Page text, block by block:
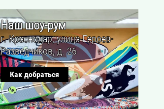
Наш шоу-рум
г. Краснодар, улица Героев-
Разведчиков, д. 26
Как добраться